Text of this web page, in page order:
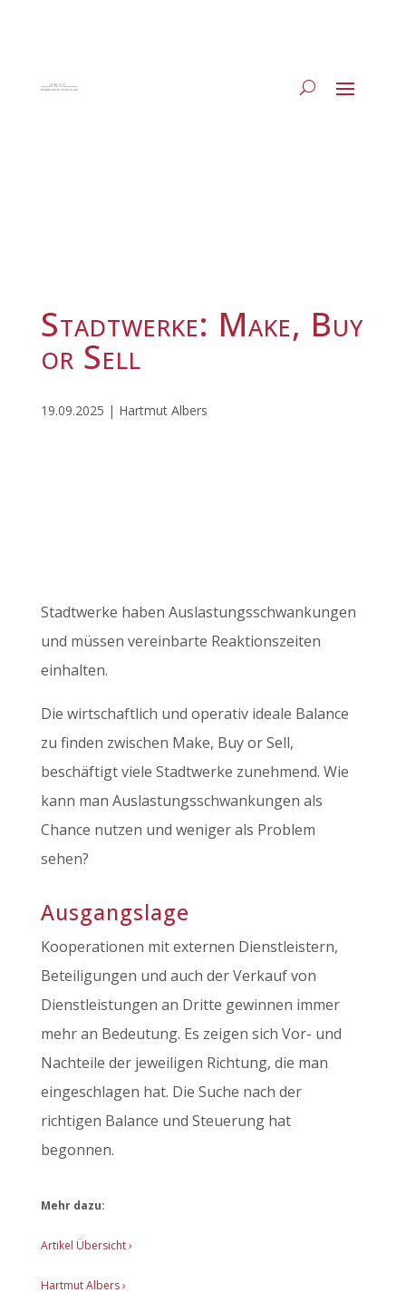
Stadtwerke: Make, Buy
or Sell
19.09.2025 | Hartmut Albers
Stadtwerke haben Auslastungsschwankungen
und müssen vereinbarte Reaktionszeiten
einhalten.
Die wirtschaftlich und operativ ideale Balance
zu finden zwischen Make, Buy or Sell,
beschäftigt viele Stadtwerke zunehmend. Wie
kann man Auslastungsschwankungen als
Chance nutzen und weniger als Problem
sehen?
Ausgangslage
Kooperationen mit externen Dienstleistern,
Beteiligungen und auch der Verkauf von
Dienstleistungen an Dritte gewinnen immer
mehr an Bedeutung. Es zeigen sich Vor- und
Nachteile der jeweiligen Richtung, die man
eingeschlagen hat. Die Suche nach der
richtigen Balance und Steuerung hat
begonnen.
Mehr dazu:
Artikel Übersicht›
Hartmut Albers ›